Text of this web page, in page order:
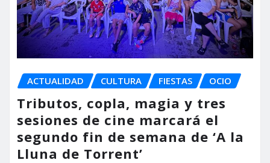
ACTUALIDAD CULTURA FIESTAS OCIO
Tributos, copla, magia y tres
sesiones de cine marcará el
segundo fin de semana de ‘A la
Lluna de Torrent’